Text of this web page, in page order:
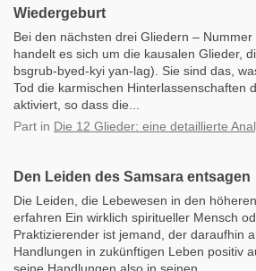
Wiedergeburt
Bei den nächsten drei Gliedern –
handelt es sich um die kausalen Glieder,
bsgrub-byed-kyi yan-lag). Sie sind das,
Tod die karmischen Hinterlassenschaften
aktiviert, so dass die...
Part in Die 12 Glieder: eine detaillierte
Den Leiden des Samsara entsagen
Die Leiden, die Lebewesen in den
erfahren Ein wirklich spiritueller Mensch
Praktizierender ist jemand, der daraufhin
Handlungen in zukünftigen Leben positiv